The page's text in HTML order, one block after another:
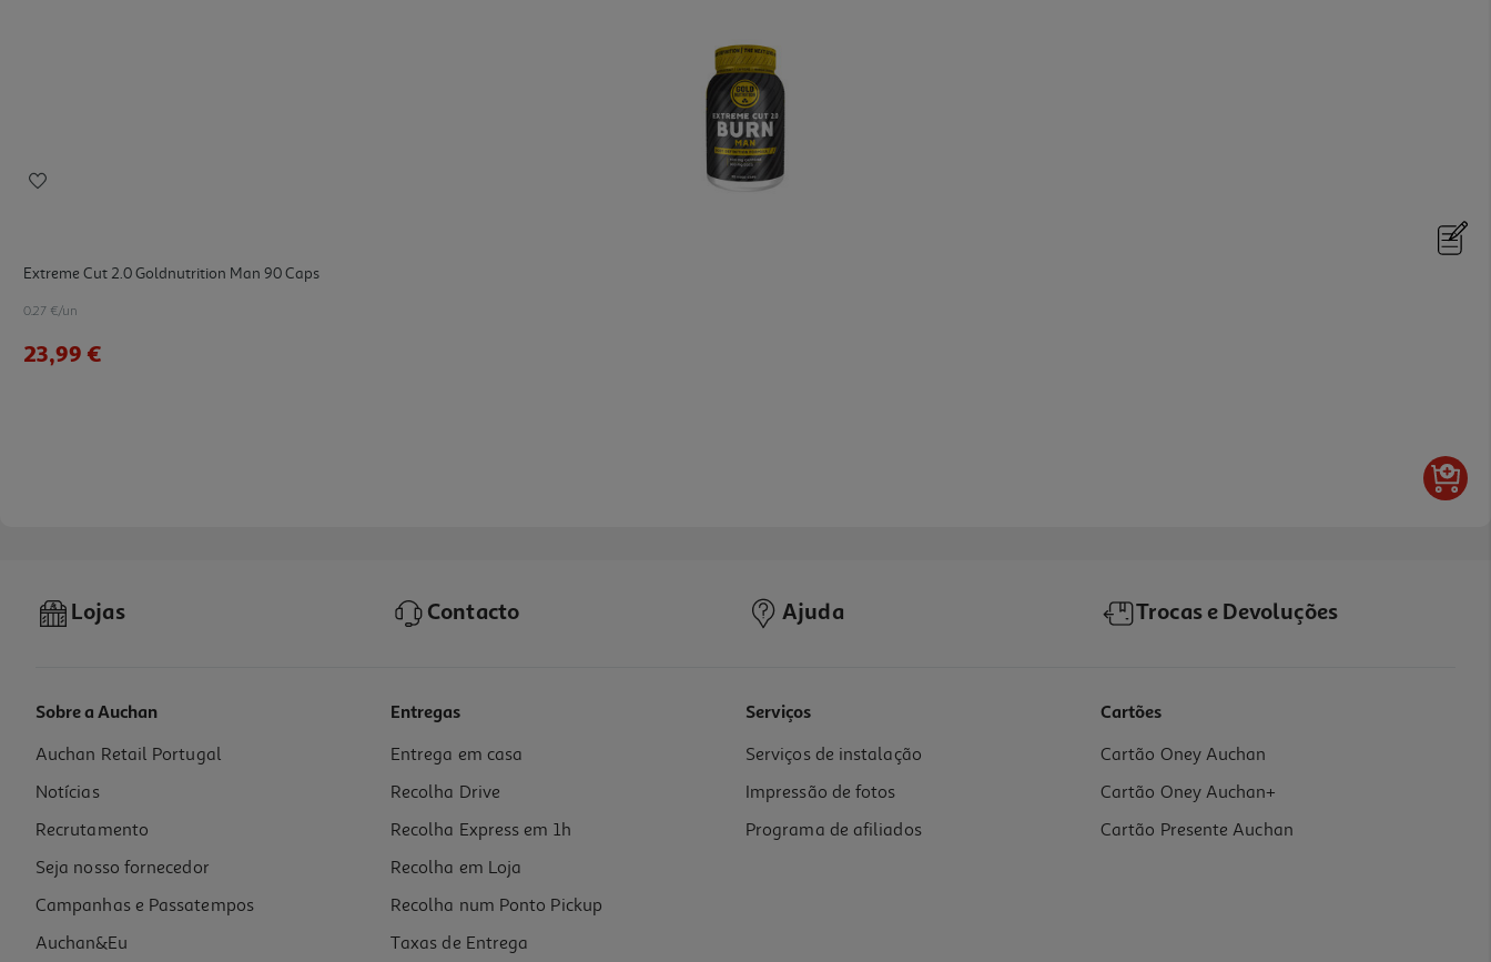
Extreme Cut 2.0 Goldnutrition Man 90 Caps
0.27 €/un
23,99 €
Suplemento Plantanatur Gorduras Dia Noite Refeições 80 Comp
0.21 €/un
16,77 €
Lojas Contacto Ajuda Trocas e Devoluções
Sobre a Auchan
Auchan Retail Portugal
Notícias
Recrutamento
Seja nosso fornecedor
Campanhas e Passatempos
Auchan&Eu
Entregas
Entrega em casa
Recolha Drive
Recolha Express em 1h
Recolha em Loja
Recolha num Ponto Pickup
Taxas de Entrega
Serviços
Serviços de instalação
Impressão de fotos
Programa de afiliados
Cartões
Cartão Oney Auchan
Cartão Oney Auchan+
Cartão Presente Auchan